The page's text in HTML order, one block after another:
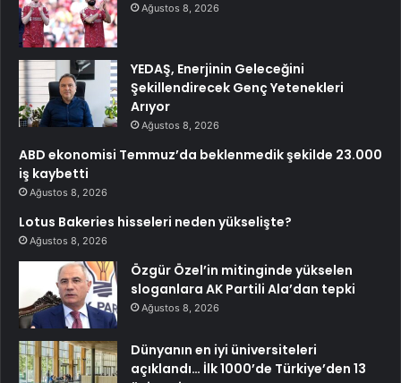
Ağustos 8, 2026
YEDAŞ, Enerjinin Geleceğini
Şekillendirecek Genç Yetenekleri
Arıyor
Ağustos 8, 2026
ABD ekonomisi Temmuz’da beklenmedik şekilde 23.000
iş kaybetti
Ağustos 8, 2026
Lotus Bakeries hisseleri neden yükselişte?
Ağustos 8, 2026
Özgür Özel’in mitinginde yükselen
sloganlara AK Partili Ala’dan tepki
Ağustos 8, 2026
Dünyanın en iyi üniversiteleri
açıklandı… İlk 1000’de Türkiye’den 13